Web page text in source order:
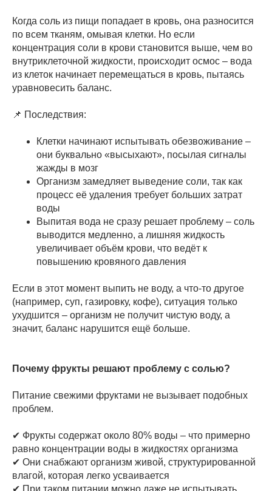
Когда соль из пищи попадает в кровь, она разносится
по всем тканям, омывая клетки. Но если
концентрация соли в крови становится выше, чем во
внутриклеточной жидкости, происходит осмос – вода
из клеток начинает перемещаться в кровь, пытаясь
уравновесить баланс.
📌 Последствия:
Клетки начинают испытывать обезвоживание –
они буквально «высыхают», посылая сигналы
жажды в мозг
Организм замедляет выведение соли, так как
процесс её удаления требует больших затрат
воды
Выпитая вода не сразу решает проблему – соль
выводится медленно, а лишняя жидкость
увеличивает объём крови, что ведёт к
повышению кровяного давления
Если в этот момент выпить не воду, а что-то другое
(например, суп, газировку, кофе), ситуация только
ухудшится – организм не получит чистую воду, а
значит, баланс нарушится ещё больше.
Почему фрукты решают проблему с солью?
Питание свежими фруктами не вызывает подобных
проблем.
✔ Фрукты содержат около 80% воды – что примерно
равно концентрации воды в жидкостях организма
✔ Они снабжают организм живой, структурированной
влагой, которая легко усваивается
✔ При таком питании можно даже не испытывать